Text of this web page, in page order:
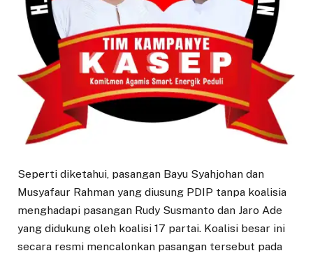
Seperti diketahui, pasangan Bayu Syahjohan dan
Musyafaur Rahman yang diusung PDIP tanpa koalisia
menghadapi pasangan Rudy Susmanto dan Jaro Ade
yang didukung oleh koalisi 17 partai. Koalisi besar ini
secara resmi mencalonkan pasangan tersebut pada